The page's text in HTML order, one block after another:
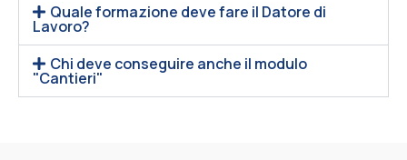
Quale formazione deve fare il Datore di
Lavoro?
Chi deve conseguire anche il modulo
"Cantieri"